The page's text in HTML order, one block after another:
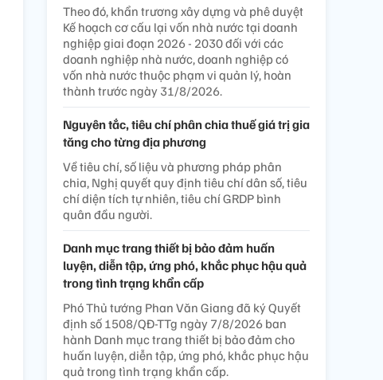
Theo đó, khẩn trương xây dựng và phê duyệt
Kế hoạch cơ cấu lại vốn nhà nước tại doanh
nghiệp giai đoạn 2026 - 2030 đối với các
doanh nghiệp nhà nước, doanh nghiệp có
vốn nhà nước thuộc phạm vi quản lý, hoàn
thành trước ngày 31/8/2026.
Nguyên tắc, tiêu chí phân chia thuế giá trị gia
tăng cho từng địa phương
Về tiêu chí, số liệu và phương pháp phân
chia, Nghị quyết quy định tiêu chí dân số, tiêu
chí diện tích tự nhiên, tiêu chí GRDP bình
quân đầu người.
Danh mục trang thiết bị bảo đảm huấn
luyện, diễn tập, ứng phó, khắc phục hậu quả
trong tình trạng khẩn cấp
Phó Thủ tướng Phan Văn Giang đã ký Quyết
định số 1508/QĐ-TTg ngày 7/8/2026 ban
hành Danh mục trang thiết bị bảo đảm cho
huấn luyện, diễn tập, ứng phó, khắc phục hậu
quả trong tình trạng khẩn cấp.